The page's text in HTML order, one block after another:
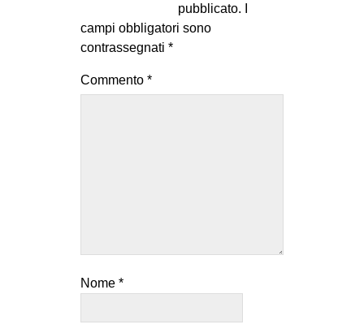
pubblicato.
campi obbligatori sono
contrassegnati *
Commento *
Nome *